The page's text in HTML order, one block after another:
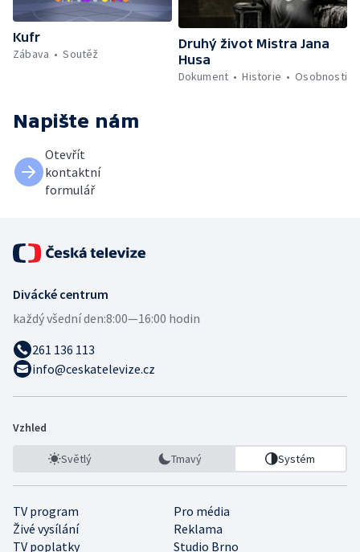
Kufr
Zábava
Soutěž
Druhý život Mistra Jana
Husa
Dokument
Historie Osobnosti
Napište nám
Otevřít
kontaktní
formulář
Divácké centrum
každý všední den:8:00—16:00 hodin
261 136 113
info@ceskatelevize.cz
Vzhled
Světlý Tmavý Systém
TV program
Pro média
Živé vysílání
Reklama
TV poplatky
Studio Brno